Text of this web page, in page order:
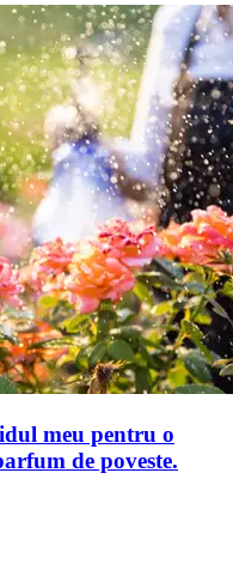
meu pentru o
de poveste.